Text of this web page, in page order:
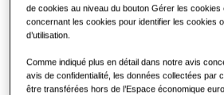
design épuré
de cookies au niveau du bouton Gérer les cookies
concernant les cookies pour identifier les cookies
d’utilisation.
Comme indiqué plus en détail dans notre avis
avis de confidentialité, les données collectées par
être transférées hors de l’Espace économique